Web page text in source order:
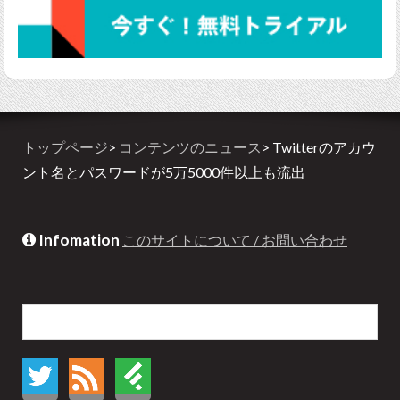
トップページ> コンテンツのニュース > Twitterのアカウ
ント名とパスワードが5万5000件以上も流出
Infomation このサイトについて / お問い合わせ